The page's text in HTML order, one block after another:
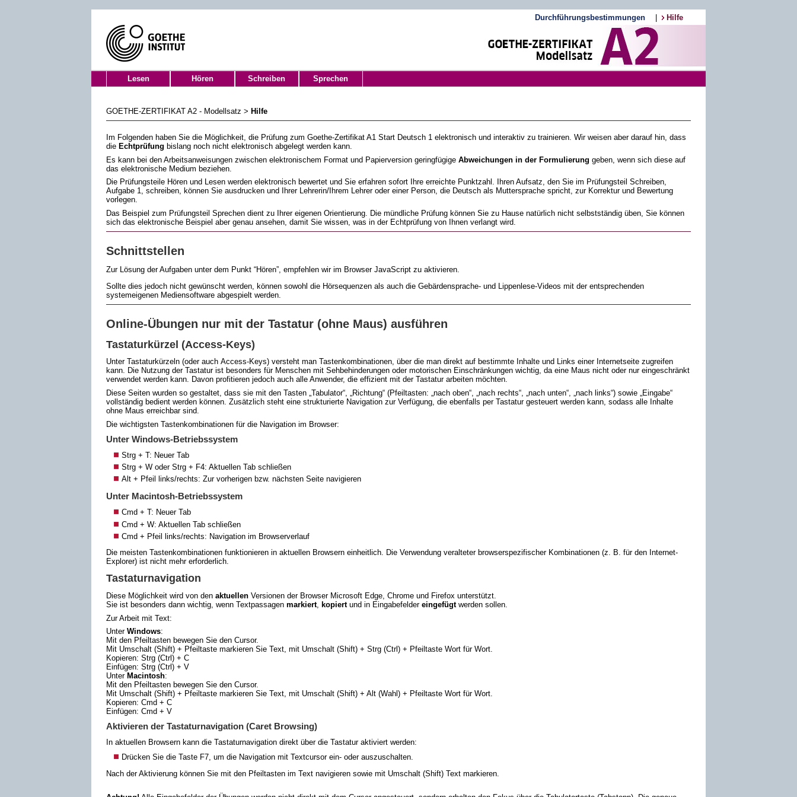
Durchführungsbestimmungen | Hilfe
Lesen Hören Schreiben Sprechen
GOETHE-ZERTIFIKAT A2 - Modellsatz > Hilfe
Im Folgenden haben Sie die Möglichkeit, die Prüfung zum Goethe-Zertifikat A1 Start Deutsch 1 elektronisch und interaktiv zu trainieren. Wir weisen aber darauf hin, dass
die Echtprüfung bislang noch nicht elektronisch abgelegt werden kann.
Es kann bei den Arbeitsanweisungen zwischen elektronischem Format und Papierversion geringfügigeAbweichungen in der Formulierung geben, wenn sich diese auf
das elektronische Medium beziehen.
Die Prüfungsteile Hören und Lesen werden elektronisch bewertet und Sie erfahren sofort Ihre erreichte Punktzahl. Ihren Aufsatz, den Sie im Prüfungsteil Schreiben,
Aufgabe 1, schreiben, können Sie ausdrucken und Ihrer Lehrerin/Ihrem Lehrer oder einer Person, die Deutsch als Muttersprache spricht, zur Korrektur und Bewertung
vorlegen.
Das Beispiel zum Prüfungsteil Sprechen dient zu Ihrer eigenen Orientierung. Die mündliche Prüfung können Sie zu Hause natürlich nicht selbstständig üben, Sie können
sich das elektronische Beispiel aber genau ansehen, damit Sie wissen, was in der Echtprüfung von Ihnen verlangt wird.
Schnittstellen
Zur Lösung der Aufgaben unter dem Punkt “Hören”, empfehlen wir im Browser JavaScript zu aktivieren.
Sollte dies jedoch nicht gewünscht werden, können sowohl die Hörsequenzen als auch die Gebärdensprache- und Lippenlese-Videos mit der entsprechenden
systemeigenen Mediensoftware abgespielt werden.
Online-Übungen nur mit der Tastatur (ohne Maus) ausführen
Tastaturkürzel (Access-Keys)
Unter Tastaturkürzeln (oder auchAccess-Keys) versteht man Tastenkombinationen, über die man direkt auf bestimmte Inhalte und Links einer Internetseite zugreifen
kann. Die Nutzung der Tastatur ist besonders für Menschen mit Sehbehinderungen oder motorischen Einschränkungen wichtig, da eine Maus nicht oder nur eingeschränkt
verwendet werden kann. Davon profitieren jedoch auch alle Anwender, die effizient mit der Tastatur arbeiten möchten.
Diese Seiten wurden so gestaltet, dass sie mit den Tasten „Tabulator“, „Richtung“ (Pfeiltasten: „nach oben“, „nach rechts“, „nach unten“, „nach links“) sowie „Eingabe“
vollständig bedient werden können. Zusätzlich steht eine strukturierte Navigation zur Verfügung, die ebenfalls per Tastatur gesteuert werden kann, sodass alle Inhalte
ohne Maus erreichbar sind.
Die wichtigsten Tastenkombinationen für die Navigation im Browser:
UnterWindows-Betriebssystem
Strg + T: Neuer Tab
Strg + W oder Strg + F4: Aktuellen Tab schließen
Alt + Pfeil links/rechts: Zur vorherigen bzw. nächsten Seite navigieren
Unter Macintosh-Betriebssystem
Cmd + T: Neuer Tab
Cmd + W: Aktuellen Tab schließen
Cmd + Pfeil links/rechts: Navigation im Browserverlauf
Die meisten Tastenkombinationen funktionieren in aktuellen Browsern einheitlich. Die Verwendung veralteter browserspezifischer Kombinationen (z. B. für den Internet-
Explorer) ist nicht mehr erforderlich.
Tastaturnavigation
Diese Möglichkeit wird von denaktuellen Versionen der BrowserMicrosoft Edge, Chrome und Firefox unterstützt.
Sie ist besonders dann wichtig, wenn Textpassagenmarkiert, kopiertund in Eingabefeldereingefügtwerden sollen.
Zur Arbeit mit Text:
UnterWindows:
Mit den Pfeiltasten bewegen Sie den Cursor.
Mit Umschalt (Shift) + Pfeiltaste markieren Sie Text, mit Umschalt (Shift) + Strg (Ctrl) + Pfeiltaste Wort für Wort.
Kopieren: Strg (Ctrl) + C
Einfügen: Strg (Ctrl) + V
Unter Macintosh:
Mit den Pfeiltasten bewegen Sie den Cursor.
Mit Umschalt (Shift) + Pfeiltaste markieren Sie Text, mit Umschalt (Shift) + Alt (Wahl) + Pfeiltaste Wort für Wort.
Kopieren: Cmd + C
Einfügen: Cmd + V
Aktivieren der Tastaturnavigation (Caret Browsing)
In aktuellen Browsern kann die Tastaturnavigation direkt über die Tastatur aktiviert werden:
Drücken Sie die Taste F7, um die Navigation mit Textcursor ein- oder auszuschalten.
Nach der Aktivierung können Sie mit den Pfeiltasten im Text navigieren sowie mit Umschalt (Shift) Text markieren.